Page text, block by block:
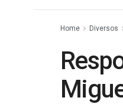
Home Diversos